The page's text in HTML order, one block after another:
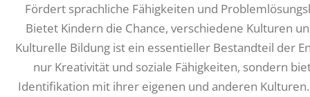
Fördert sprachliche Fähigkeiten und
Bietet Kindern die Chance, verschiedene Kulturen
Kulturelle Bildung ist ein essentieller Bestandteil der
nur Kreativität und soziale Fähigkeiten, sondern
Identifikation mit ihrer eigenen und anderen